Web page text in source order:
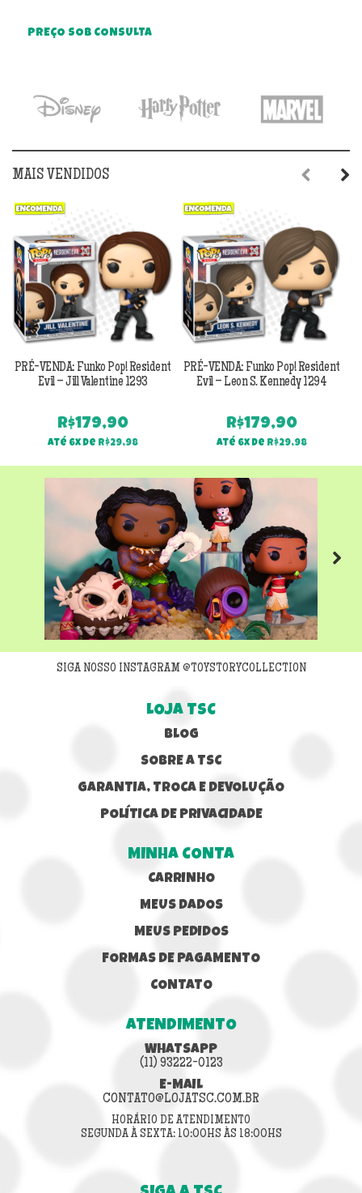
PREÇO SOB CONSULTA
MAIS VENDIDOS
PRÉ-VENDA: Funko Pop! Resident
Evil – Jill Valentine 1293
R$179,90
Até 6x de R$29,98
PRÉ-VENDA: Funko Pop! Resident
Evil – Leon S. Kennedy 1294
R$179,90
Até 6x de R$29,98
Next
SIGA NOSSO INSTAGRAM @TOYSTORYCOLLECTION
LOJA TSC
BLOG
SOBRE A TSC
GARANTIA, TROCA E DEVOLUÇÃO
POLÍTICA DE PRIVACIDADE
MINHA CONTA
CARRINHO
MEUS DADOS
MEUS PEDIDOS
FORMAS DE PAGAMENTO
CONTATO
ATENDIMENTO
WHATSAPP
(11) 93222-0123
E-MAIL
CONTATO@LOJATSC.COM.BR
HORÁRIO DE ATENDIMENTO
SEGUNDA À SEXTA: 10:00HS ÀS 18:00HS